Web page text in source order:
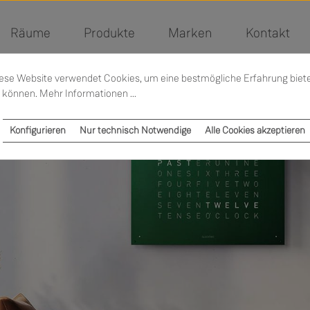
Räume Produkte Marken Kontakt
Website verwendet Cookies, um eine bestmögliche Erfahrung
können. Mehr Informationen ...
Nur technisch Notwendige
Konfigurieren Alle Cookies akzeptieren